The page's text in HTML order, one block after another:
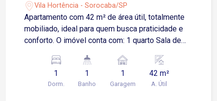
Vila Hortência - Sorocaba/SP
Apartamento com 42 m² de área útil, totalmente
mobiliado, ideal para quem busca praticidade e
conforto. O imóvel conta com: 1 quarto Sala de
serviço 1 vaga de garagem Apenas 5 minutos da
Avenida São Paulo e da Avenida Dom Aguirre 6
minutos da Rodovia Raposo Tavares 10 minutos
1
Dorm.
1
Banho
1
Garagem
42 m²
A. Útil